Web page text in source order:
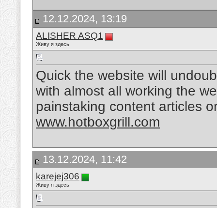
12.12.2024, 13:19
ALISHER ASQ1
Живу я здесь
Quick the website will
with almost all working the
painstaking content articles
www.hotboxgrill.com
13.12.2024, 11:42
karejej306
Живу я здесь